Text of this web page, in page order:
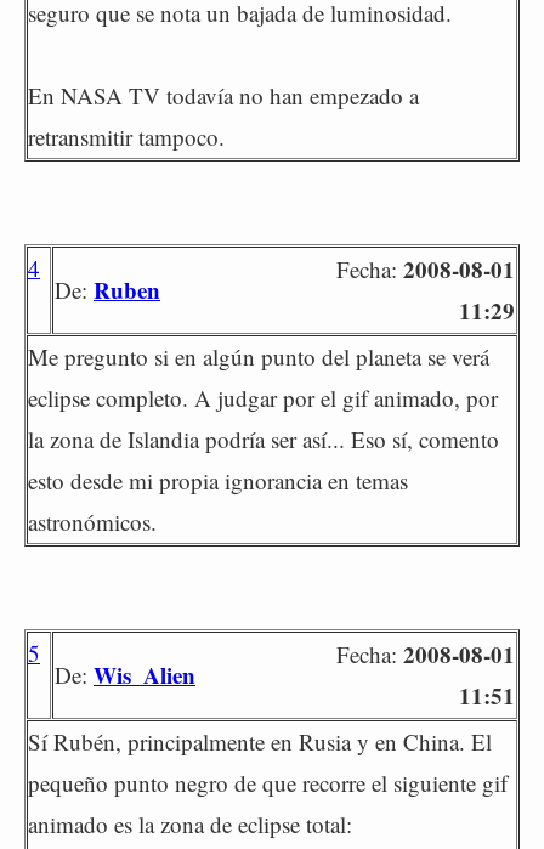
seguro que se nota un bajada de luminosidad.
En NASA TV todavía no han empezado a
retransmitir tampoco.
4
De: Ruben
Fecha: 2008-08-01
11:29
Me pregunto si en algún punto del planeta se verá
eclipse completo. A judgar por el gif animado, por
la zona de Islandia podría ser así... Eso sí, comento
esto desde mi propia ignorancia en temas
astronómicos.
5
De: Wis_Alien
Fecha: 2008-08-01
11:51
Sí Rubén, principalmente en Rusia y en China. El
pequeño punto negro de que recorre el siguiente gif
animado es la zona de eclipse total: